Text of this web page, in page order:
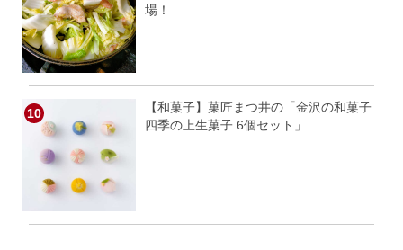
場！
【和菓子】菓匠まつ井の「金沢の和菓子
四季の上生菓子 6個セット」